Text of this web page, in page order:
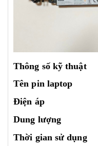
Thông số kỹ thuật
Tên pin laptop
Điện áp
Dung lượng
Thời gian sử dụng